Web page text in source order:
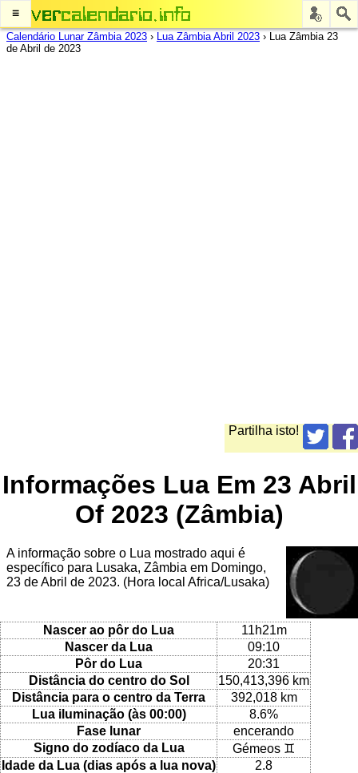
≡
Calendário Lunar Zâmbia 2023 › Lua Zâmbia Abril 2023 › Lua Zâmbia 23
de Abril de 2023
Partilha isto!
Informações Lua Em 23 Abril
Of 2023 (Zâmbia)
A informação sobre o Lua mostrado aqui é
específico para Lusaka, Zâmbia em Domingo,
23 de Abril de 2023. (Hora local Africa/Lusaka)
Nascer ao pôr do Lua
11h21m
Nascer da Lua
09:10
Pôr do Lua
20:31
Distância do centro do Sol
150,413,396 km
Distância para o centro da Terra
392,018 km
Lua iluminação (às 00:00)
8.6%
Fase lunar
encerando
Signo do zodíaco da Lua
Gémeos ♊
Idade da Lua (dias após a lua nova)
2.8